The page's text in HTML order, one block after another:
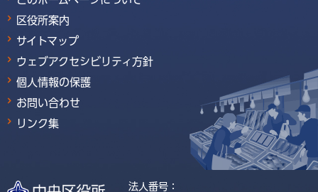
区役所案内
サイトマップ
ウェブアクセシビリティ方針
個人情報の保護
お問い合わせ
リンク集
法人番号：